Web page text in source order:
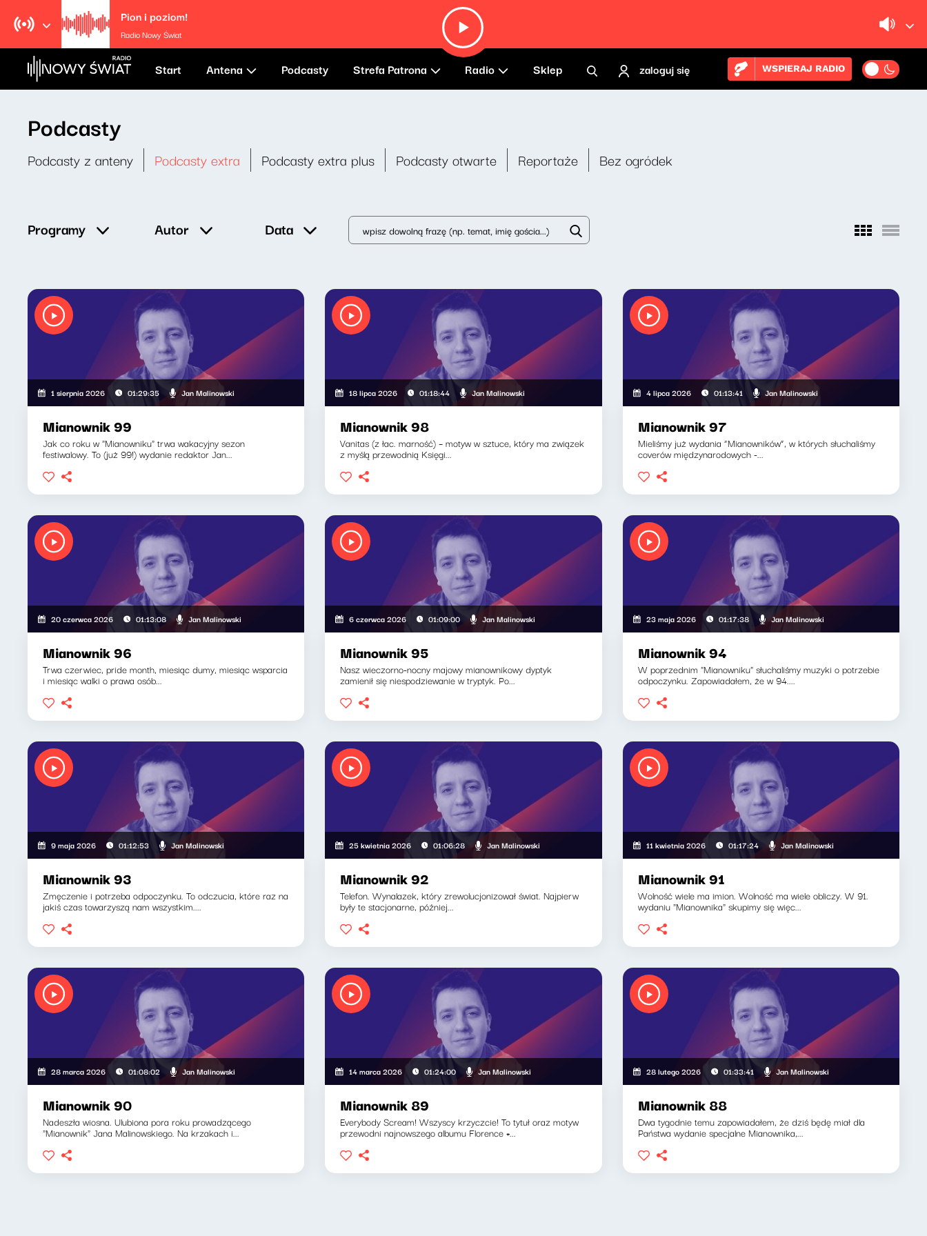
Pion i poziom!
Radio Nowy Świat
Start Antena Podcasty Strefa Patrona Radio Sklep zaloguj się WSPIERAJ RADIO
Podcasty
Podcasty z anteny Podcasty extra Podcasty extra plus Podcasty otwarte Reportaże Bez ogródek
Programy Autor Data
1 sierpnia 2026 01:29:35 Jan Malinowski
Mianownik 99
Jak co roku w "Mianowniku" trwa wakacyjny sezon
festiwalowy. To (już 99!) wydanie redaktor Jan...
18 lipca 2026 01:18:44 Jan Malinowski
Mianownik 98
Vanitas (z łac. marność) – motyw w sztuce, który ma związek
z myślą przewodnią Księgi...
4 lipca 2026 01:13:41 Jan Malinowski
Mianownik 97
Mieliśmy już wydania “Mianowników”, w których słuchaliśmy
coverów międzynarodowych -...
20 czerwca 2026 01:13:08 Jan Malinowski
Mianownik 96
Trwa czerwiec, pride month, miesiąc dumy, miesiąc wsparcia
i miesiąc walki o prawa osób...
6 czerwca 2026 01:09:00 Jan Malinowski
Mianownik 95
Nasz wieczorno-nocny majowy mianownikowy dyptyk
zamienił się niespodziewanie w tryptyk. Po...
23 maja 2026 01:17:38 Jan Malinowski
Mianownik 94
W poprzednim "Mianowniku" słuchaliśmy muzyki o potrzebie
odpoczynku. Zapowiadałem, że w 94....
9 maja 2026 01:12:53 Jan Malinowski
Mianownik 93
Zmęczenie i potrzeba odpoczynku. To odczucia, które raz na
jakiś czas towarzyszą nam wszystkim....
25 kwietnia 2026 01:06:28 Jan Malinowski
Mianownik 92
Telefon. Wynalazek, który zrewolucjonizował świat. Najpierw
były te stacjonarne, później...
11 kwietnia 2026 01:17:24 Jan Malinowski
Mianownik 91
Wolność wiele ma imion. Wolność ma wiele obliczy. W 91.
wydaniu "Mianownika" skupimy się więc...
28 marca 2026 01:08:02 Jan Malinowski
Mianownik 90
Nadeszła wiosna. Ulubiona pora roku prowadzącego
"Mianownik" Jana Malinowskiego. Na krzakach i...
14 marca 2026 01:24:00 Jan Malinowski
Mianownik 89
Everybody Scream! Wszyscy krzyczcie! To tytuł oraz motyw
przewodni najnowszego albumu Florence +...
28 lutego 2026 01:33:41 Jan Malinowski
Mianownik 88
Dwa tygodnie temu zapowiadałem, że dziś będę miał dla
Państwa wydanie specjalne Mianownika,...